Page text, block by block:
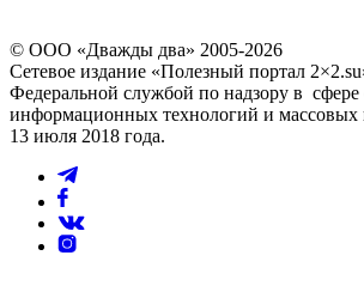
© ООО «Дважды два» 2005-2026
Сетевое издание «Полезный портал
Федеральной службой по надзору в сфере
информационных технологий и
13 июля 2018 года.